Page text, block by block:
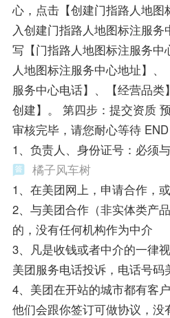
心，点击【创建门指路人地图
入创建门指路人地图标注服
写【门指路人地图标注服务中
人地图标注服务中心地址】
服务中心电话】、【经营品类
创建】。 第四步：提交资质
审核完毕，请您耐心等待
1、负责人、身份证号：必须
橘子风车树
1、在美团网上，申请合作，
2、与美团合作（非实体类产
的，没有任何机构作为中介
3、凡是收钱或者中介的一律
美团服务电话投诉，电话号码
4、美团在开站的城市都有客
他们会跟你签订可做协议，没